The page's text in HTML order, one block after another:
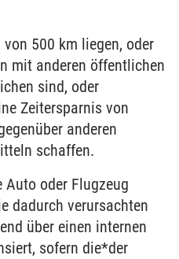
500 km liegen, oder
mit anderen öffentlichen
sind, oder
Zeitersparnis von
anderen
schaffen.
Auto oder Flugzeug
dadurch verursachten
über einen internen
sofern die*der